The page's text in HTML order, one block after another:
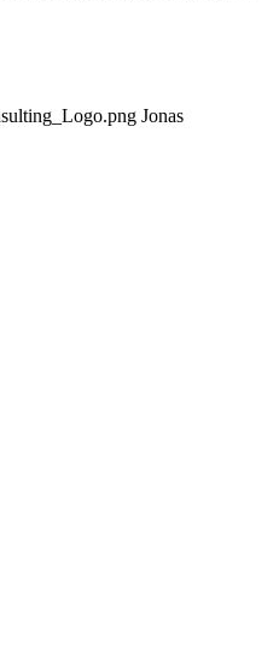
Jonas